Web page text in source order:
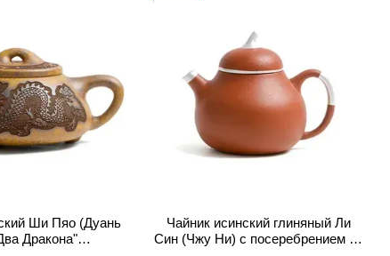
Ши Пяо (Дуань
Дракона"
Чайник исинский глиняный Ли
Син (Чжу Ни) с посеребрением 90